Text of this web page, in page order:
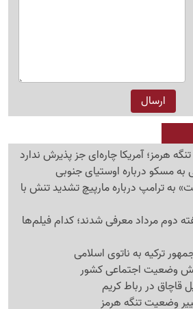
هرمز؛ آمریکا چاره‌ای جز پذیرش ندارد
به ترامپ درباره مارپیچ تشدید تنش با
دوم مرداد معرفی شدند؛ کدام فیلم‌ها
ترکیه به ناتوی اسلامی